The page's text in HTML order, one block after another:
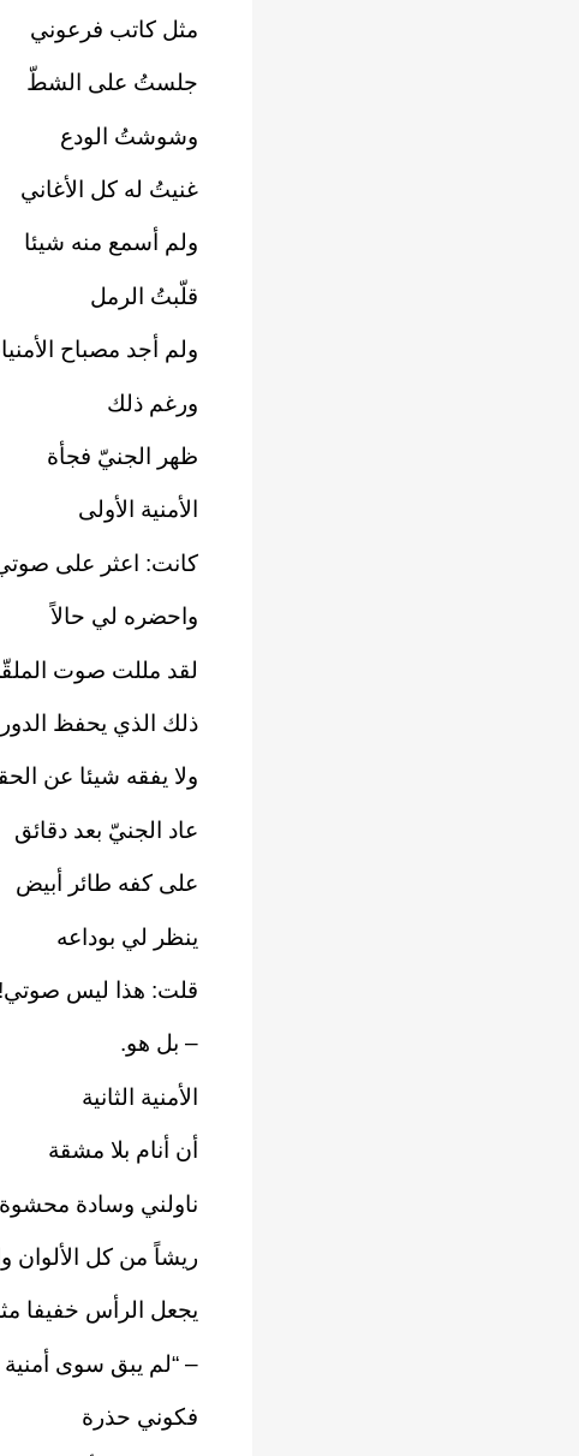
مثل كاتب فرعوني
جلستُ على الشطّ
وشوشتُ الودع
غنيتُ له كل الأغاني
ولم أسمع منه شيئا
قلّبتُ الرمل
ولم أجد مصباح
ورغم ذلك
ظهر الجنيّ فجأة
الأمنية الأولى
كانت: اعثر على
واحضره لي حالاً
لقد مللت صوت
ذلك الذي يحفظ الدور
ولا يفقه شيئا عن
عاد الجنيّ بعد دقائق
على كفه طائر أبيض
ينظر لي بوداعه
قلت: هذا ليس صوتي!
– بل هو.
الأمنية الثانية
أن أنام بلا مشقة
ناولني وسادة
ريشاً من كل الألوان
يجعل الرأس خفيفا
– “لم يبق سوى أمنية
فكوني حذرة